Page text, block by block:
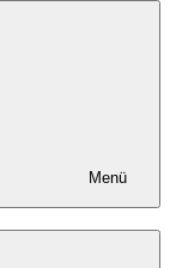
Menü